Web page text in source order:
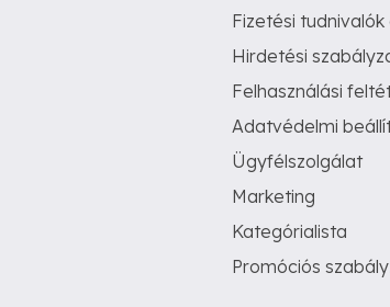
Fizetési
Hirdetési
Felhasználási
Adatvédelmi
Ügyfélszolgálat
Marketing
Kategórialista
Promóciós